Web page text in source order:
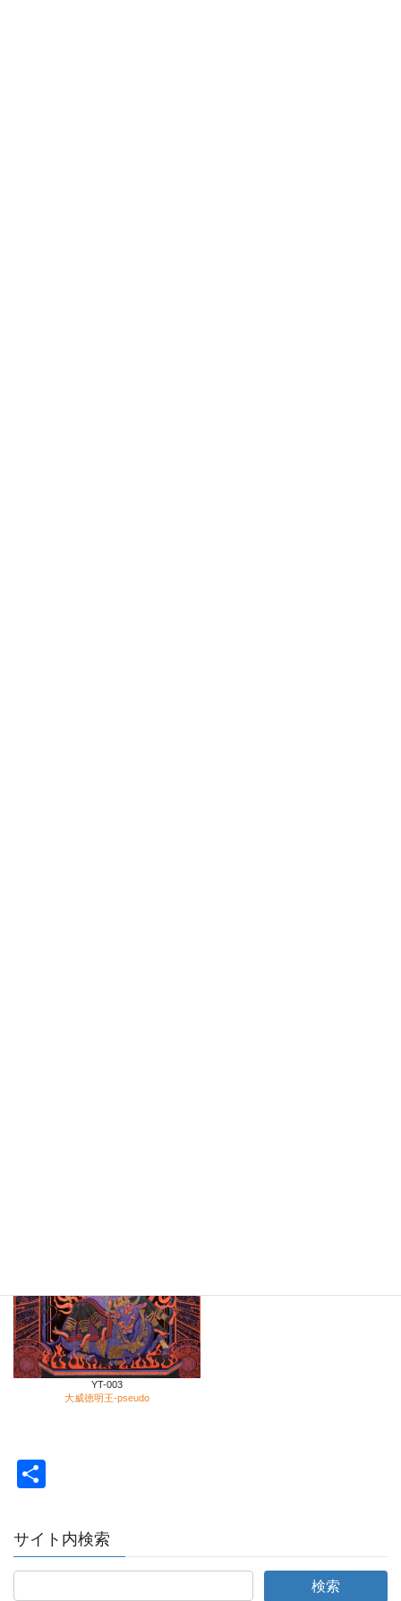
YT-003
大威徳明王-pseudo
サイト内検索